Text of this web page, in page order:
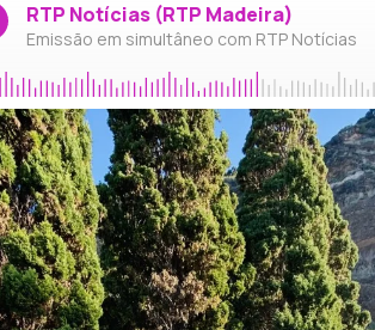
RTP Notícias (RTP Madeira)
Emissão em simultâneo com RTP Notícias